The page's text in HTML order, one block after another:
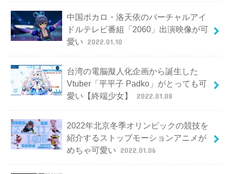
中国ボカロ・洛天依のバーチャルアイ
ドルテレビ番組「2060」出演映像が可
愛い 2022.01.10
台湾の電脳擬人化企画から誕生した
Vtuber「平平子 Padko」がとっても可
愛い【終端少女】
2022.01.08
2022年北京冬季オリンピックの競技を
紹介するストップモーションアニメが
めちゃ可愛い 2022.01.06